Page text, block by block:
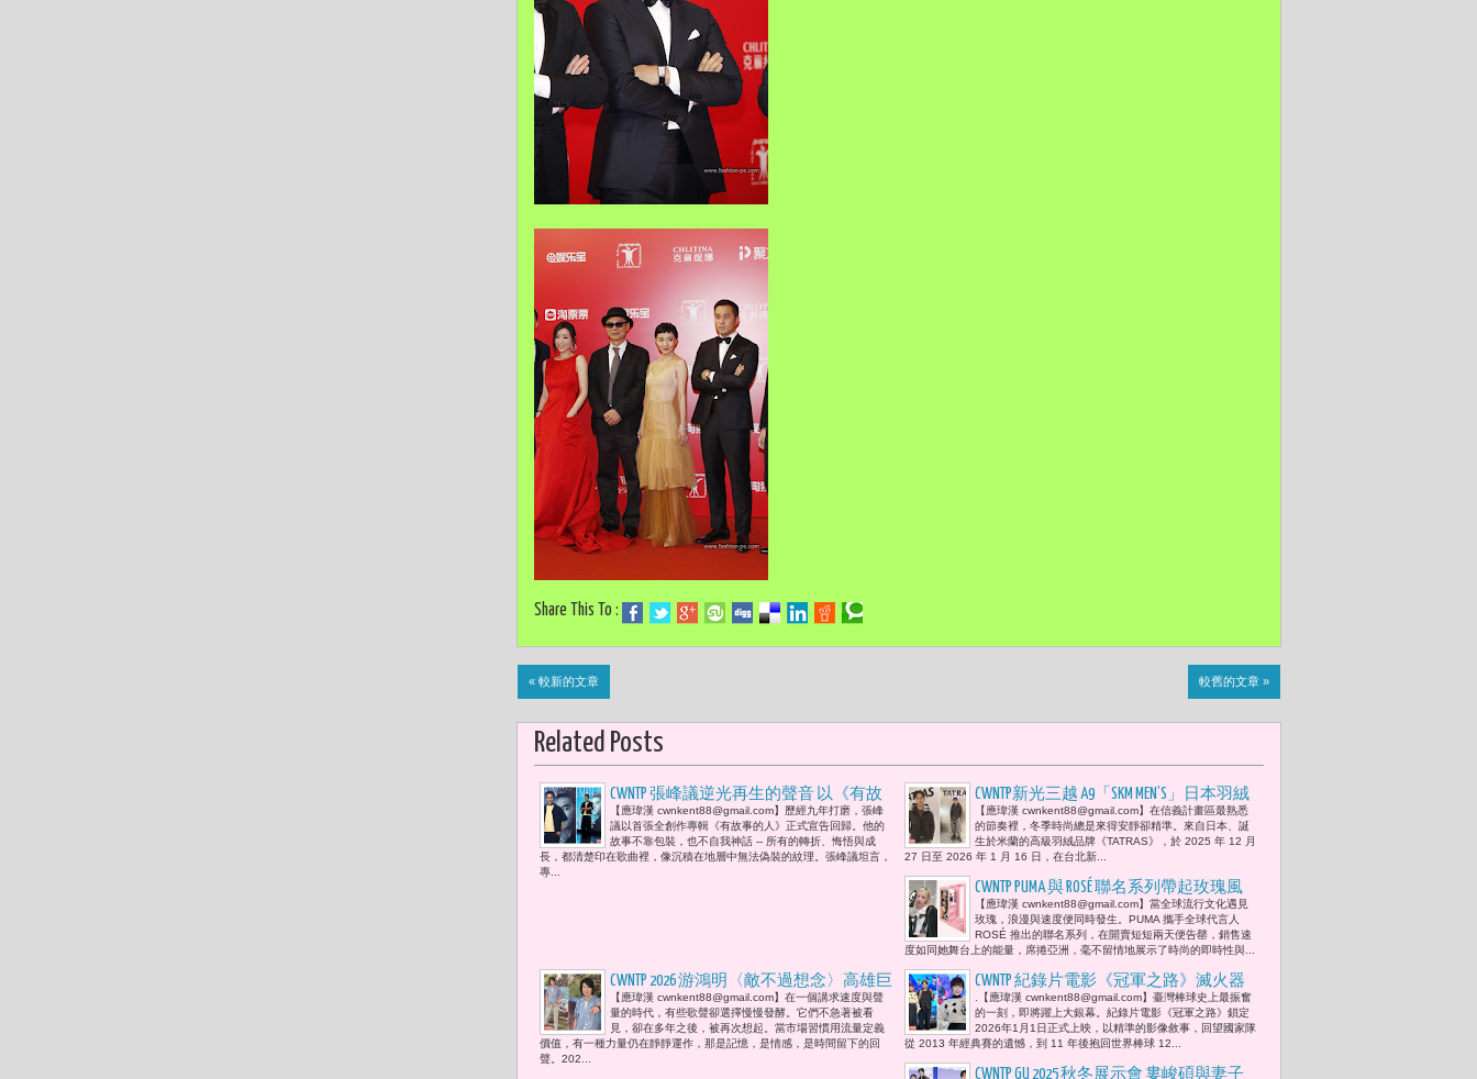
Share This To :
« 較新的文章 較舊的文章 »
Related Posts
CWNTP 張峰議逆光再生的聲音 以《有故
事的人》走出九年淬鍊 寫下重生的坐標
【應瑋漢 cwnkent88@gmail.com】歷經九年打磨，張峰
議以首張全創作專輯《有故事的人》正式宣告回歸。他的
故事不靠包裝，也不自我神話 -- 所有的轉折、悔悟與成
長，都清楚印在歌曲裡，像沉積在地層中無法偽裝的紋理。張峰議坦言，
專...
CWNTP新光三越 A9「SKM MEN’S」日本羽絨
品牌《TATRAS》首次登台快閃店開幕！
男星林家佑熱情現身 留下重量最輕、記
憶最長的一件時尚選擇
【應瑋漢 cwnkent88@gmail.com】在信義計畫區最熟悉
的節奏裡，冬季時尚總是來得安靜卻精準。來自日本、誕
生於米蘭的高級羽絨品牌《TATRAS》，於 2025 年 12 月
27 日至 2026 年 1 月 16 日，在台北新...
CWNTP PUMA 與 ROSÉ 聯名系列帶起玫瑰風
潮 從舞台綻放到街頭「這次的設計代表
舞台上與舞台下的我，希望大家能透過
這個系列找到屬於自己風格的自信與浪
漫。」
【應瑋漢 cwnkent88@gmail.com】當全球流行文化遇見
玫瑰，浪漫與速度便同時發生。PUMA 攜手全球代言人
ROSÉ 推出的聯名系列，在開賣短短兩天便告罄，銷售速
度如同她舞台上的能量，席捲亞洲，毫不留情地展示了時尚的即時性與...
CWNTP 2026 游鴻明〈敵不過想念〉高雄巨
蛋演唱會 當想念成為門票 唱給時間聽
的聲音 「有些歌，不會過時，只是會被
再次想起。」
【應瑋漢 cwnkent88@gmail.com】在一個講求速度與聲
量的時代，有些歌聲卻選擇慢慢發酵。它們不急著被看
見，卻在多年之後，被再次想起。當市場習慣用流量定義
價值，有一種力量仍在靜靜運作，那是記憶，是情感，是時間留下的回
聲。202...
CWNTP 紀錄片電影《冠軍之路》滅火器
楊大正獻聲主題曲〈今天的我〉峮峮自
費觀賽見證冠軍時刻 曾豪駒、蔡其昌及
陳立白等貴賓正式宣告2026年1月1日正
式上映「人生有無限可能，要勇於挑
.【應瑋漢 cwnkent88@gmail.com】臺灣棒球史上最振奮
的一刻，即將躍上大銀幕。紀錄片電影《冠軍之路》鎖定
2026年1月1日正式上映，以精準的影像敘事，回望國家隊
從 2013 年經典賽的遺憾，到 11 年後抱回世界棒球 12...
CWNTP GU 2025 秋冬展示會 婁峻碩與妻子